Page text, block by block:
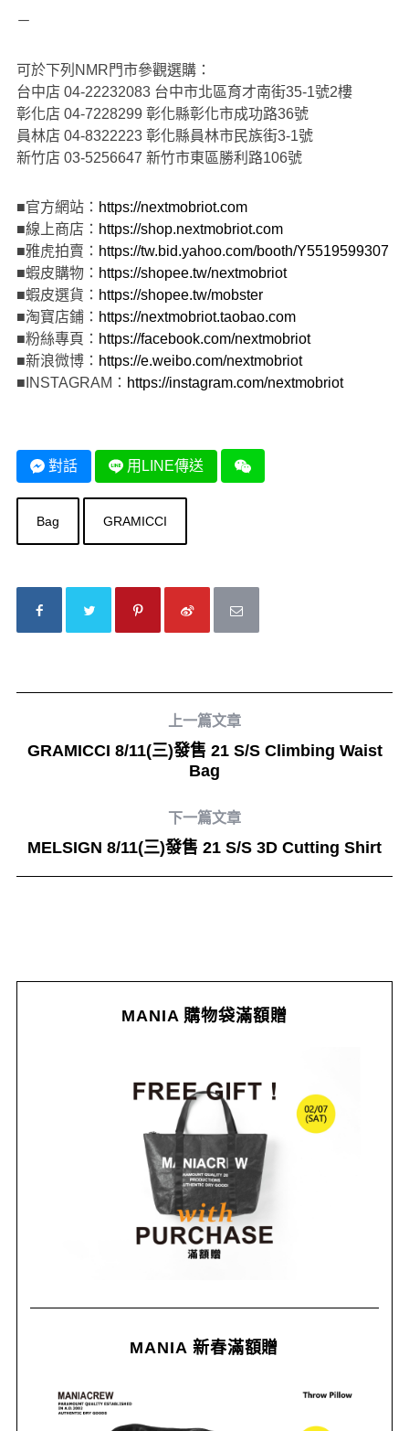
－
可於下列NMR門市參觀選購：
台中店 04-22232083 台中市北區育才南街35-1號2樓
彰化店 04-7228299 彰化縣彰化市成功路36號
員林店 04-8322223 彰化縣員林市民族街3-1號
新竹店 03-5256647 新竹市東區勝利路106號
■官方網站： https://nextmobriot.com
■線上商店： https://shop.nextmobriot.com
■雅虎拍賣： https://tw.bid.yahoo.com/booth/Y5519599307
■蝦皮購物： https://shopee.tw/nextmobriot
■蝦皮選貨： https://shopee.tw/mobster
■淘寶店鋪： https://nextmobriot.taobao.com
■粉絲專頁： https://facebook.com/nextmobriot
■新浪微博： https://e.weibo.com/nextmobriot
■INSTAGRAM： https://instagram.com/nextmobriot
對話 用LINE傳送
Bag GRAMICCI
上一篇文章
GRAMICCI 8/11(三)發售 21 S/S Climbing Waist
Bag
下一篇文章
MELSIGN 8/11(三)發售 21 S/S 3D Cutting Shirt
MANIA 購物袋滿額贈
MANIA 新春滿額贈